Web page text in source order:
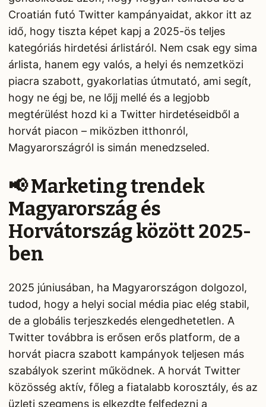
Croatián futó Twitter kampányaidat, akkor itt az
idő, hogy tiszta képet kapj a 2025-ös teljes
kategóriás hirdetési árlistáról. Nem csak egy sima
árlista, hanem egy valós, a helyi és nemzetközi
piacra szabott, gyakorlatias útmutató, ami segít,
hogy ne égj be, ne lőjj mellé és a legjobb
megtérülést hozd ki a Twitter hirdetéseidből a
horvát piacon – miközben itthonról,
Magyarországról is simán menedzseled.
📢 Marketing trendek
Magyarország és
Horvátország között 2025-
ben
2025 júniusában, ha Magyarországon dolgozol,
tudod, hogy a helyi social média piac elég stabil,
de a globális terjeszkedés elengedhetetlen. A
Twitter továbbra is erősen erős platform, de a
horvát piacra szabott kampányok teljesen más
szabályok szerint működnek. A horvát Twitter
közösség aktív, főleg a fiatalabb korosztály, és az
üzleti szegmens is elkezdte felfedezni a